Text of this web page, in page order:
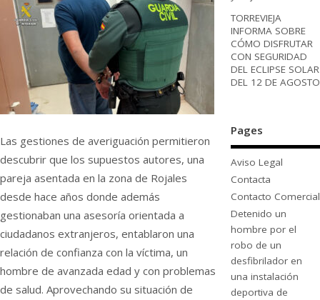
Las gestiones de averiguación permitieron
descubrir que los supuestos autores, una
pareja asentada en la zona de Rojales
desde hace años donde además
gestionaban una asesoría orientada a
ciudadanos extranjeros, entablaron una
relación de confianza con la víctima, un
hombre de avanzada edad y con problemas
de salud. Aprovechando su situación de
TORREVIEJA
INFORMA SOBRE
CÓMO DISFRUTAR
CON SEGURIDAD
DEL ECLIPSE SOLAR
DEL 12 DE AGOSTO
Pages
Aviso Legal
Contacta
Contacto Comercial
Detenido un
hombre por el
robo de un
desfibrilador en
una instalación
deportiva de